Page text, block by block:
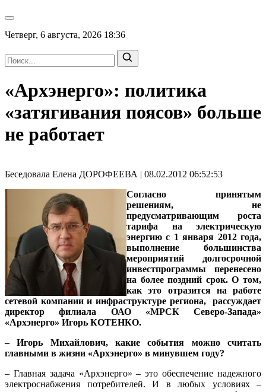
Четверг, 6 августа, 2026 18:36
«Архэнерго»: политика
«затягивания поясов» больше
не работает
Беседовала Елена ДОРОФЕЕВА | 08.02.2012 06:52:53
Согласно принятым
решениям, не
предусматривающим роста
тарифа на электрическую
энергию с 1 января 2012 года,
выполнение большинства
мероприятий долгосрочной
инвестпрограммы перенесено
на более поздний срок. О том,
как это отразится на работе
сетевой компании и инфраструктуре региона, рассуждает
директор филиала ОАО «МРСК Северо-Запада»
«Архэнерго» Игорь КОТЕНКО.
– Игорь Михайлович, какие события можно считать
главными в жизни «Архэнерго» в минувшем году?
– Главная задача «Архэнерго» – это обеспечение надежного
электроснабжения потребителей. И в любых условиях –